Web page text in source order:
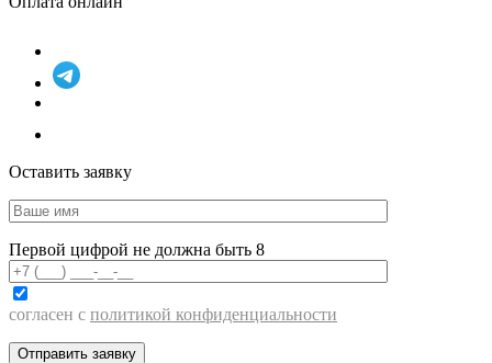
Оставить заявку
Первой цифрой не должна быть 8
согласен с политикой конфиденциальности